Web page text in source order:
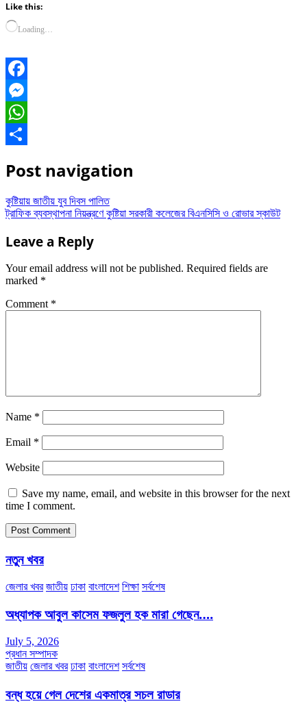
Like this:
Loading…
Facebook
Messenger
WhatsApp
Post navigation
কুষ্টিয়ায় জাতীয় যুব দিবস পালিত
ট্রাফিক ব্যবস্থাপনা নিয়ন্ত্রণে কুষ্টিয়া সরকারী কলেজের বিএনসিসি ও রোভার স্কাউট
Leave a Reply
Your email address will not be published. Required fields are
marked *
Comment *
Name *
Email *
Website
Save my name, email, and website in this browser for the next
time I comment.
নতুন খবর
জেলার খবর জাতীয় ঢাকা বাংলাদেশ শিক্ষা সর্বশেষ
অধ্যাপক আবুল কাসেম ফজলুল হক মারা গেছেন….
July 5, 2026
প্রধান সম্পাদক
জাতীয় জেলার খবর ঢাকা বাংলাদেশ সর্বশেষ
বন্ধ হয়ে গেল দেশের একমাত্র সচল রাডার